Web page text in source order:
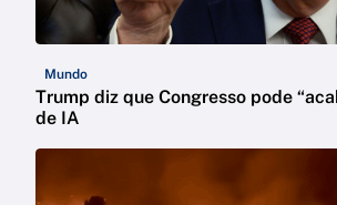
Mundo
Trump diz que Congresso pode
de IA